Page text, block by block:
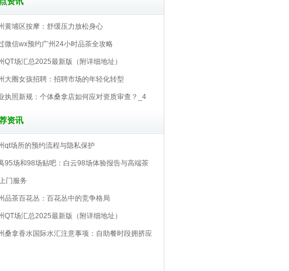
黄埔区按摩：舒缓压力放松身心
微信wx预约广州24小时品茶全攻略
QT场汇总2025最新版（附详细地址）
大圈女孩招聘‌：招聘市场的年轻化转型
执照新规：个体桑拿店如何应对资质审查？_4
资讯
qt场所的预约流程与隐私保护
95场和98场贴吧：白云98场体验报告与高端茶
门服务
品茶百花丛：百花丛中的竞争格局
QT场汇总2025最新版（附详细地址）
桑拿香水国际水汇注意事项：自助餐时段拥挤应